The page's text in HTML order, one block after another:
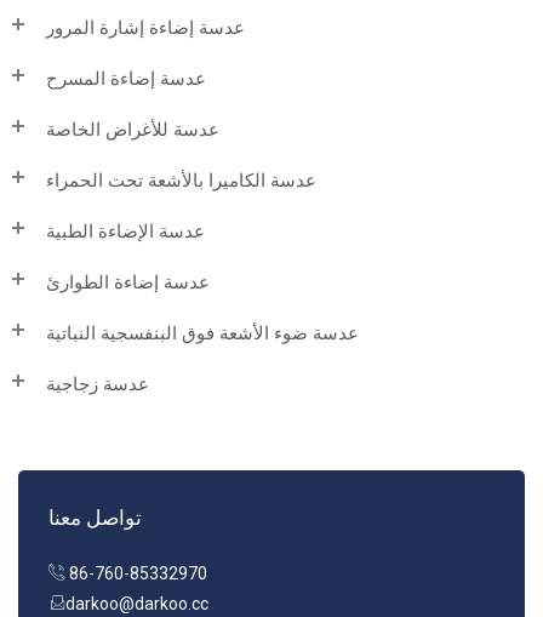
عدسة إضاءة إشارة المرور
عدسة إضاءة المسرح
عدسة للأغراض الخاصة
عدسة الكاميرا بالأشعة تحت الحمراء
عدسة الإضاءة الطبية
عدسة إضاءة الطوارئ
عدسة ضوء الأشعة فوق البنفسجية النباتية
عدسة زجاجية
تواصل معنا
86-760-85332970
darkoo@darkoo.cc